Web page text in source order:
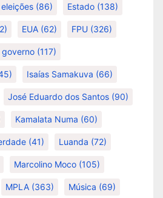
eleições (86) Estado (138)
EUA (62) FPU (326)
governo (117)
Isaías Samakuva (66)
José Eduardo dos Santos (90)
Kamalata Numa (60)
(41) Luanda (72)
Marcolino Moco (105)
MPLA (363) Música (69)